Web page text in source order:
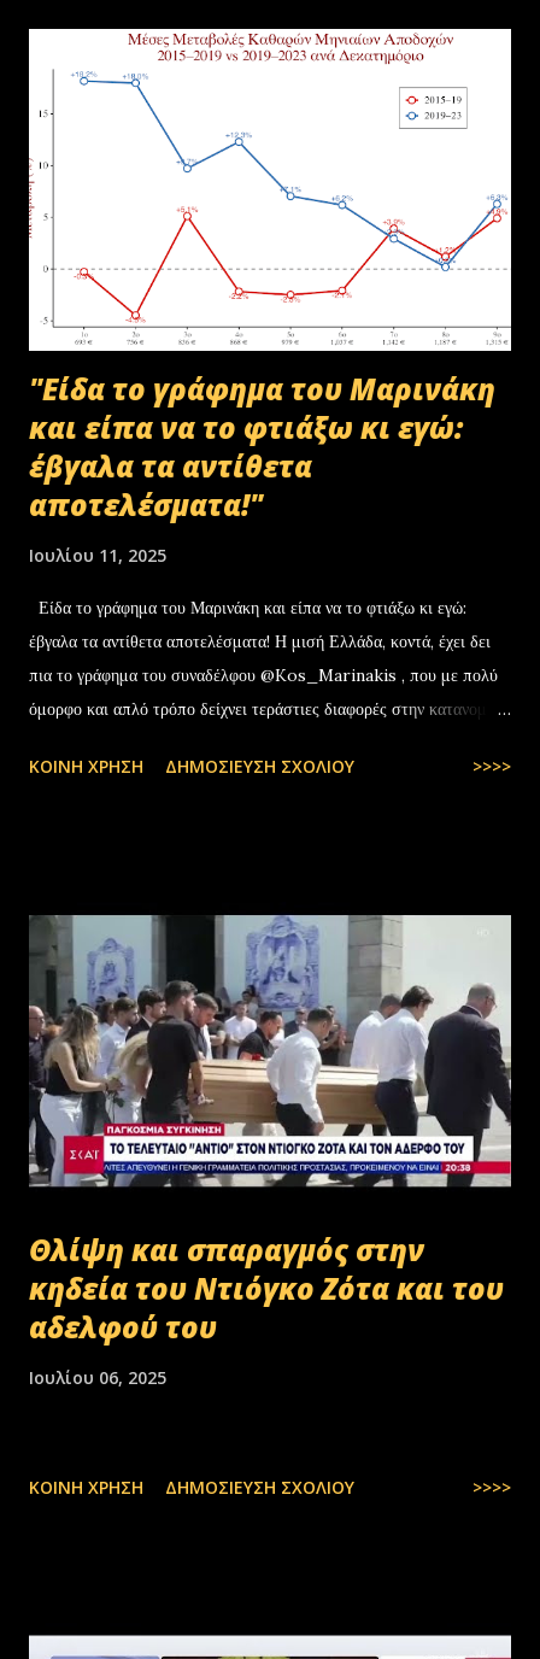
αποστολή των Πινάκων αρχείων Καταστρεπτέων Υλικών της ΠΔ
Μακεδονίας-Θράκης και ολοκληρώθηκε με το υπ.αρ.πρωτ.
23412/02-07-2025 έγγραφο της ΑΑΔΕ και το από 10-07-2025
πρωτόκολλο παράδοσης υλικών μεταξύ της ΑΑΔΕ-Γενική Δ/νση
Τελωνείων-Τμήμα Διαχείρισης Δημόσιου Υλικού και της
συνεργαζόμενης με αυτήν εταιρείας ανακύκλωσης. Διευκρινίζεται ότι
στο αρχείο αυτό δεν συμπεριλαμβάνονταν αρχειακό υλικό που είχε
κοινοποιηθεί ότι ελέγχεται και στο ψηφιακό αρχείο του ΟΠΕΚΕΠ...
"Είδα το γράφημα του Μαρινάκη
και είπα να το φτιάξω κι εγώ:
έβγαλα τα αντίθετα
αποτελέσματα!"
Ιουλίου 11, 2025
Είδα το γράφημα του Μαρινάκη και είπα να το φτιάξω κι εγώ:
έβγαλα τα αντίθετα αποτελέσματα! Η μισή Ελλάδα, κοντά, έχει δει
πια το γράφημα του συναδέλφου @Kos_Marinakis , που με πολύ
όμορφο και απλό τρόπο δείχνει τεράστιες διαφορές στην κατανομή
— Stefanos Tyros (@StefanosTyros) July 11, 2025
ΚΟΙΝΉ ΧΡΉΣΗ ΔΗΜΟΣΊΕΥΣΗ ΣΧΟΛΊΟΥ >>>>
Θλίψη και σπαραγμός στην
κηδεία του Ντιόγκο Ζότα και του
αδελφού του
Ιουλίου 06, 2025
ΚΟΙΝΉ ΧΡΉΣΗ ΔΗΜΟΣΊΕΥΣΗ ΣΧΟΛΊΟΥ >>>>